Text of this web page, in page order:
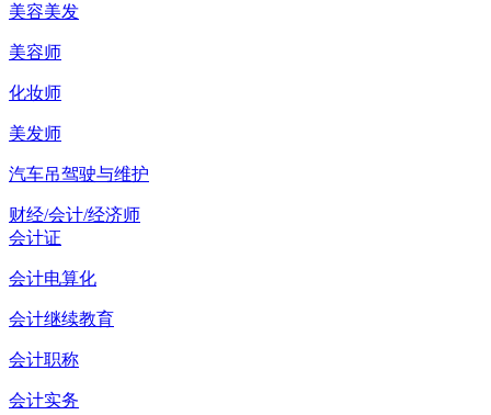
美容美发
美容师
化妆师
美发师
汽车吊驾驶与维护
财经/会计/经济师
会计证
会计电算化
会计继续教育
会计职称
会计实务